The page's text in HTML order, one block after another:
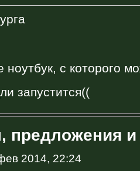
с которого
запустится((
предложения и
2014, 22:24